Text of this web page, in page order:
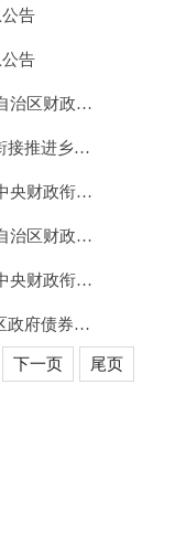
告
告
西藏自治区财政厅关于提前下达2026年自治区财政衔接推进乡村振兴补助资金预算的通知
西藏自治区财政厅关于下达自治区财政衔接推进乡村振兴补助资金绩效评价及考核奖励资金预算的通知
西藏自治区财政厅关于提前下达2026年中央财政衔接推进乡村振兴补助资金预算的通知
西藏自治区财政厅关于提前下达2025年自治区财政衔接推进乡村振兴补助资金预算的通知
西藏自治区财政厅关于提前下达2025年中央财政衔接推进乡村振兴补助资金预算的通知
西藏自治区财政厅关于印发《西藏自治区政府债券承销团组建及管理办法》的通知
下一页 尾页